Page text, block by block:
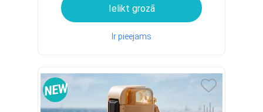
Ielikt grozā
Ir pieejams